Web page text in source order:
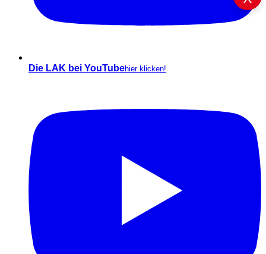
Die LAK bei YouTubehier klicken!